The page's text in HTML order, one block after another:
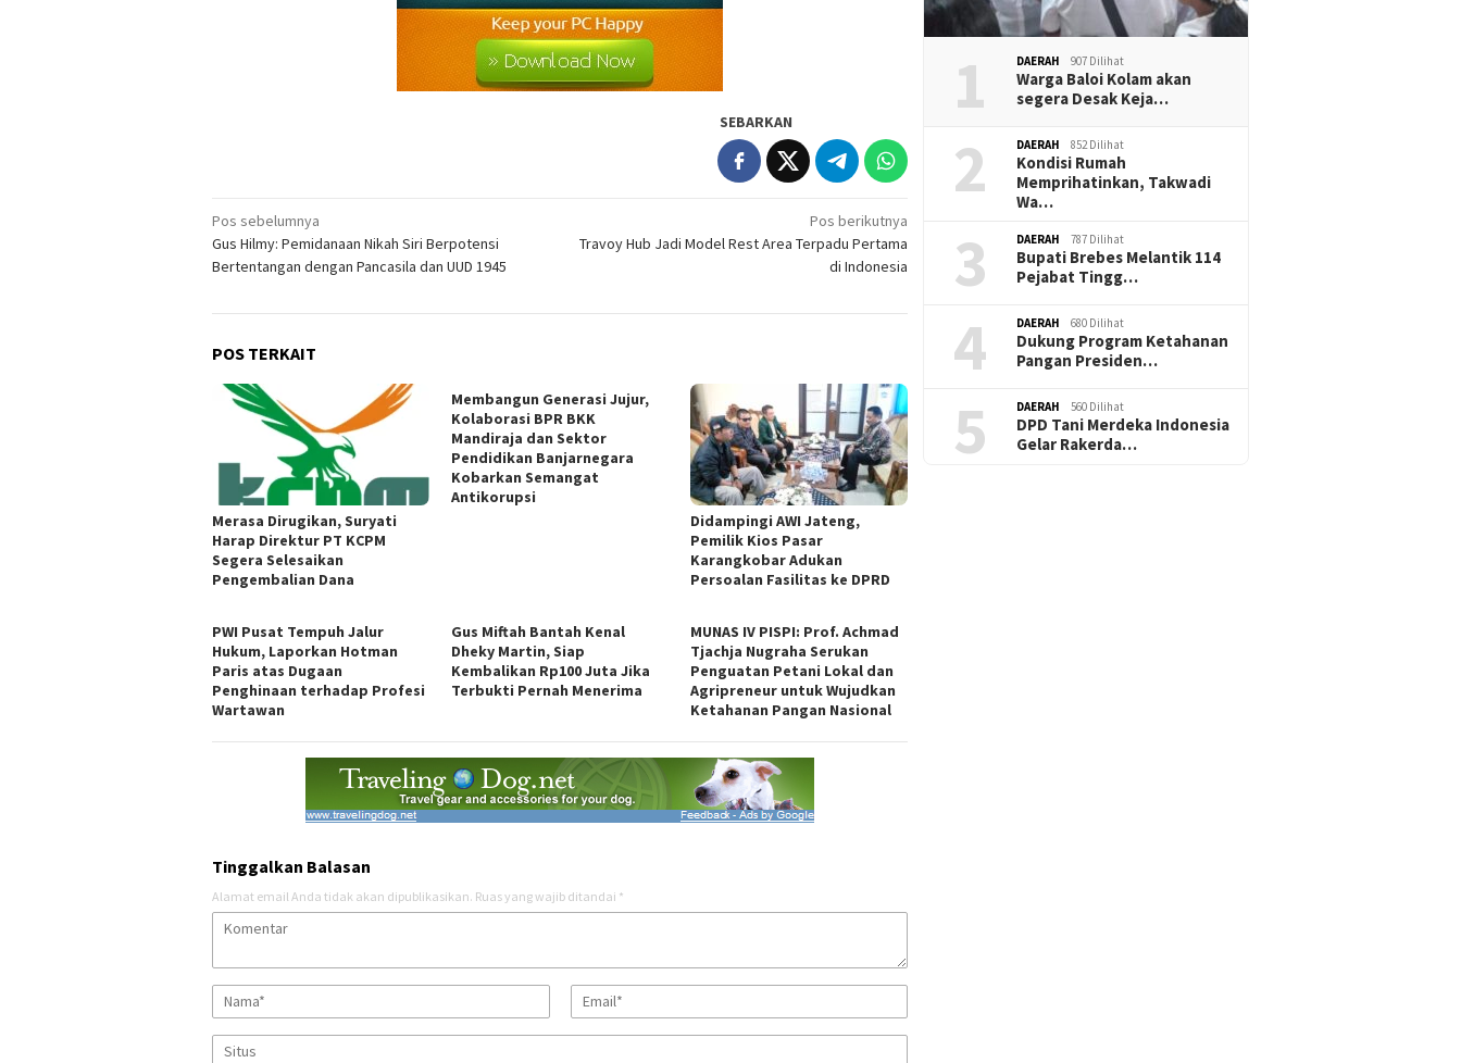
SEBARKAN
Navigasi
pos
Pos sebelumnya
Gus Hilmy: Pemidanaan Nikah Siri Berpotensi
Bertentangan dengan Pancasila dan UUD 1945
Pos berikutnya
Travoy Hub Jadi Model Rest Area Terpadu Pertama
di Indonesia
POS TERKAIT
Merasa Dirugikan, Suryati
Harap Direktur PT KCPM
Segera Selesaikan
Pengembalian Dana
Membangun Generasi Jujur,
Kolaborasi BPR BKK
Mandiraja dan Sektor
Pendidikan Banjarnegara
Kobarkan Semangat
Antikorupsi
Didampingi AWI Jateng,
Pemilik Kios Pasar
Karangkobar Adukan
Persoalan Fasilitas ke DPRD
PWI Pusat Tempuh Jalur
Hukum, Laporkan Hotman
Paris atas Dugaan
Penghinaan terhadap Profesi
Wartawan
Gus Miftah Bantah Kenal
Dheky Martin, Siap
Kembalikan Rp100 Juta Jika
Terbukti Pernah Menerima
MUNAS IV PISPI: Prof. Achmad
Tjachja Nugraha Serukan
Penguatan Petani Lokal dan
Agripreneur untuk Wujudkan
Ketahanan Pangan Nasional
Tinggalkan Balasan
Alamat email Anda tidak akan dipublikasikan. Ruas yang wajib ditandai *
1 DAERAH 907 Dilihat
Warga Baloi Kolam akan
segera Desak Keja…
2 DAERAH 852 Dilihat
Kondisi Rumah
Memprihatinkan, Takwadi
Wa…
3 DAERAH 787 Dilihat
Bupati Brebes Melantik 114
Pejabat Tingg…
4 DAERAH 680 Dilihat
Dukung Program Ketahanan
Pangan Presiden…
5 DAERAH 560 Dilihat
DPD Tani Merdeka Indonesia
Gelar Rakerda…